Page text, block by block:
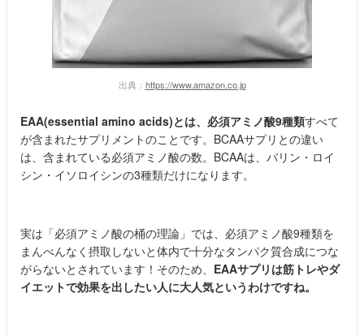
出典： https://www.amazon.co.jp
EAA(essential amino acids)とは、必須アミノ酸9種類すべて
が含まれたサプリメントのことです。BCAAサプリとの違い
は、含まれている必須アミノ酸の数。BCAAは、バリン・ロイ
シン・イソロイシンの3種類だけになります。
実は「必須アミノ酸の桶の理論」では、必須アミノ酸9種類を
まんべんなく摂取しないと体内で十分なタンパク質合成につな
がらないとされています！そのため、 EAAサプリは筋トレやダ
イエットで効果を出したい人に大人気というわけですね。